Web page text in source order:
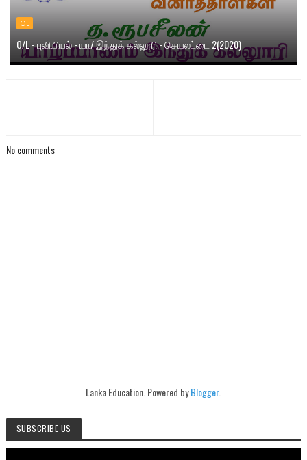
OL
O/L - புவியியல் - யா/ இந்துக் கல்லூரி - செயலட்டை 2(2020)
No comments
Lanka Education. Powered byBlogger.
SUBSCRIBE US